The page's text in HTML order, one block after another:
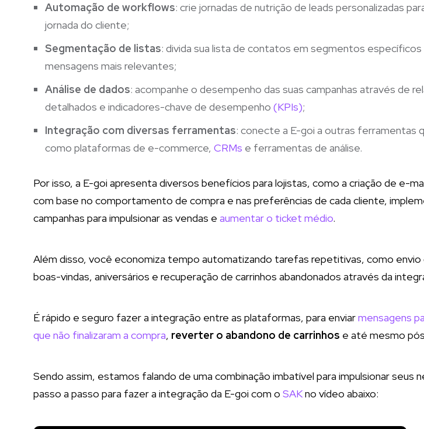
Automação de workflows: crie jornadas de nutrição de leads personalizadas
jornada do cliente;
Segmentação de listas: divida sua lista de contatos em segmentos específicos
mensagens mais relevantes;
Análise de dados: acompanhe o desempenho das suas campanhas através de
detalhados e indicadores-chave de desempenho (KPIs);
Integração com diversas ferramentas: conecte a E-goi a outras ferramentas
como plataformas de e-commerce, CRMs e ferramentas de análise.
Por isso, a E-goi apresenta diversos benefícios para lojistas, como a criação de e-
com base no comportamento de compra e nas preferências de cada cliente,
campanhas para impulsionar as vendas e aumentar o ticket médio.
Além disso, você economiza tempo automatizando tarefas repetitivas, como envio
boas-vindas, aniversários e recuperação de carrinhos abandonados através da
É rápido e seguro fazer a integração entre as plataformas, para enviarmensagens
que não finalizaram a compra, reverter o abandono de carrinhos e até mesmo
Sendo assim, estamos falando de uma combinação imbatível para impulsionar seus
passo a passo para fazer a integração da E-goi com o SAKno vídeo abaixo: